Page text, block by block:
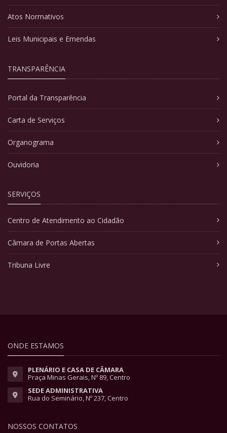
Atos Normativos
Leis Municipais e Emendas
TRANSPARÊNCIA
Portal da Transparência
Carta de Serviços
Organograma
Ouvidoria
SERVIÇOS
Centro de Atendimento ao Cidadão
Câmara de Portas Abertas
Tribuna Livre
ONDE ESTAMOS
PLENÁRIO E CASA DE CÂMARA
Praça Minas Gerais, Nº 89, Centro
SEDE ADMINISTRATIVA
Rua do Seminário, Nº 237, Centro
NOSSOS CONTATOS